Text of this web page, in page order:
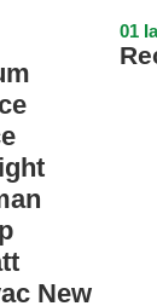
New
01